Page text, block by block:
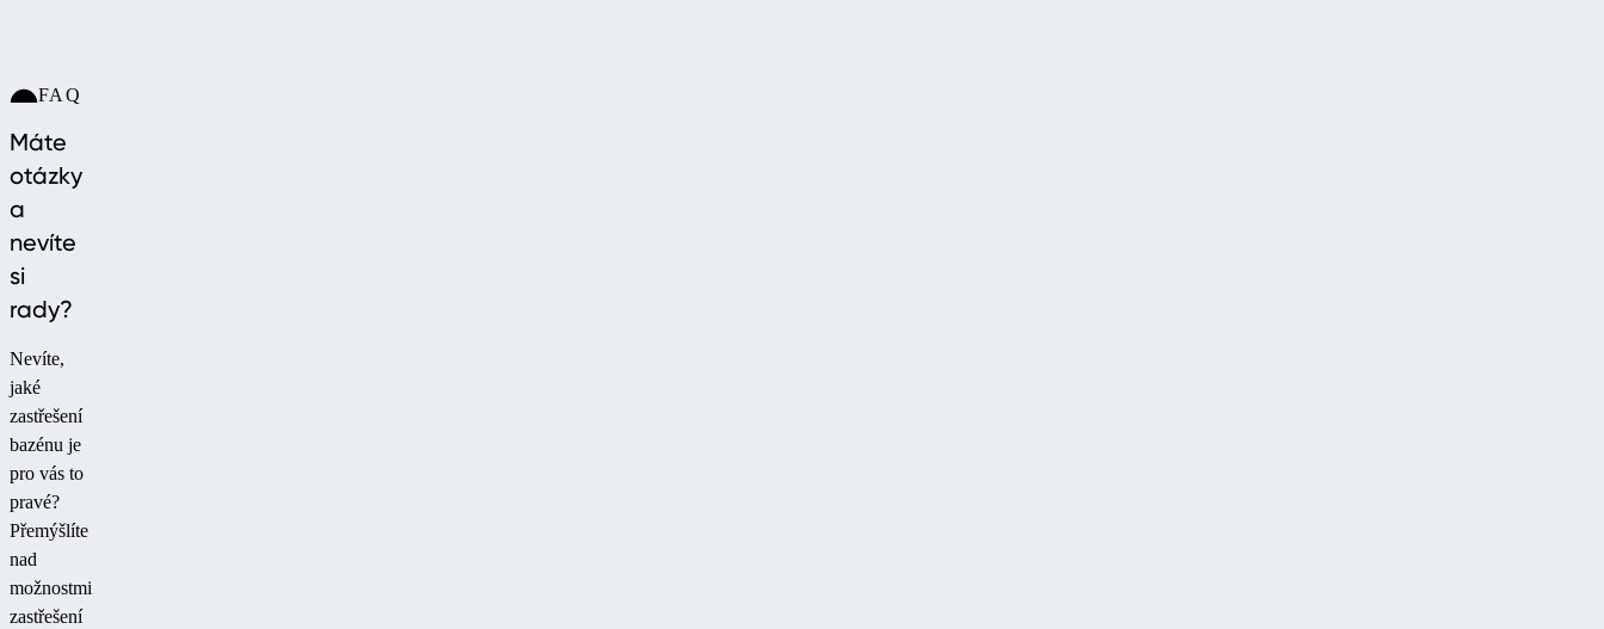
FAQ
Máte
otázky
a
nevíte
si
rady?
Nevíte,
jaké
zastřešení
bazénu je
pro vás to
pravé?
Přemýšlíte
nad
možnostmi
zastřešení